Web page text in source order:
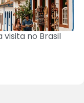
visita no Brasil